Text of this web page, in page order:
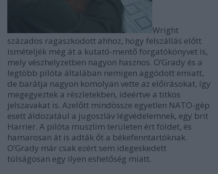
Wright
százados ragaszkodott ahhoz, hogy felszállás előtt
ismételjék még át a kutató-mentő forgatókönyvet is,
mely vészhelyzetben nagyon hasznos. O’Grady és a
legtöbb pilóta általában nemigen aggódott emiatt,
de barátja nagyon komolyan vette az előírásokat, így
megegyeztek a részletekben, ideértve a titkos
jelszavakat is. Azelőtt mindössze egyetlen NATO-gép
esett áldozatául a jugoszláv légvédelemnek, egy brit
Harrier. A pilóta muszlim területen ért földet, és
hamarosan át is adták őt a békefenntartóknak.
O’Grady már csak ezért sem idegeskedett
túlságosan egy ilyen eshetőség miatt.